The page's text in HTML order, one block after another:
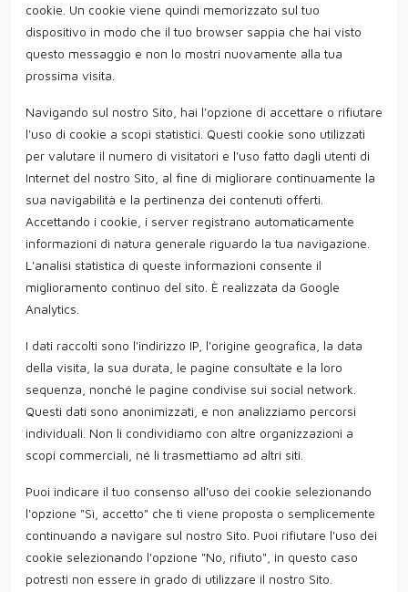
cookie. Un cookie viene quindi memorizzato sul tuo
dispositivo in modo che il tuo browser sappia che hai visto
questo messaggio e non lo mostri nuovamente alla tua
prossima visita.
Navigando sul nostro Sito, hai l'opzione di accettare o rifiutare
l'uso di cookie a scopi statistici. Questi cookie sono utilizzati
per valutare il numero di visitatori e l'uso fatto dagli utenti di
Internet del nostro Sito, al fine di migliorare continuamente la
sua navigabilità e la pertinenza dei contenuti offerti.
Accettando i cookie, i server registrano automaticamente
informazioni di natura generale riguardo la tua navigazione.
L'analisi statistica di queste informazioni consente il
miglioramento continuo del sito. È realizzata da Google
Analytics.
I dati raccolti sono l'indirizzo IP, l'origine geografica, la data
della visita, la sua durata, le pagine consultate e la loro
sequenza, nonché le pagine condivise sui social network.
Questi dati sono anonimizzati, e non analizziamo percorsi
individuali. Non li condividiamo con altre organizzazioni a
scopi commerciali, né li trasmettiamo ad altri siti.
Puoi indicare il tuo consenso all'uso dei cookie selezionando
l'opzione "Sì, accetto" che ti viene proposta o semplicemente
continuando a navigare sul nostro Sito. Puoi rifiutare l'uso dei
cookie selezionando l'opzione "No, rifiuto", in questo caso
potresti non essere in grado di utilizzare il nostro Sito.